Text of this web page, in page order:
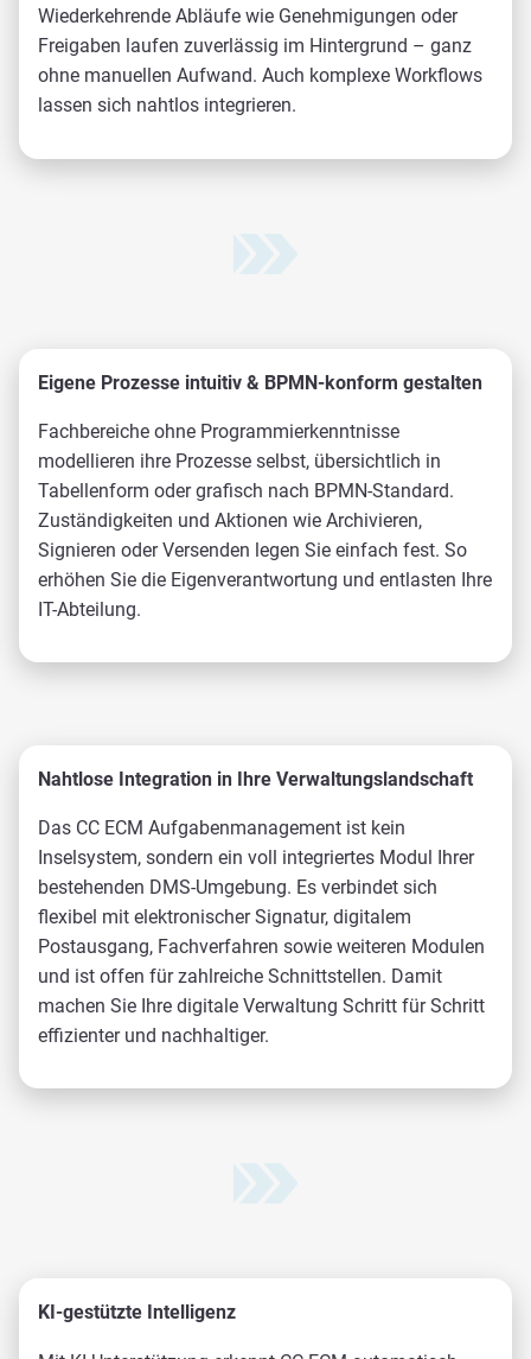
Wiederkehrende Abläufe wie Genehmigungen oder
Freigaben laufen zuverlässig im Hintergrund – ganz
ohne manuellen Aufwand. Auch komplexe Workflows
lassen sich nahtlos integrieren.
Eigene Prozesse intuitiv & BPMN-konform gestalten
Fachbereiche ohne Programmierkenntnisse
modellieren ihre Prozesse selbst, übersichtlich in
Tabellenform oder grafisch nach BPMN-Standard.
Zuständigkeiten und Aktionen wie Archivieren,
Signieren oder Versenden legen Sie einfach fest. So
erhöhen Sie die Eigenverantwortung und entlasten Ihre
IT-Abteilung.
Nahtlose Integration in Ihre Verwaltungslandschaft
Das CC ECM Aufgabenmanagement ist kein
Inselsystem, sondern ein voll integriertes Modul Ihrer
bestehenden DMS-Umgebung. Es verbindet sich
flexibel mit elektronischer Signatur, digitalem
Postausgang, Fachverfahren sowie weiteren Modulen
und ist offen für zahlreiche Schnittstellen. Damit
machen Sie Ihre digitale Verwaltung Schritt für Schritt
effizienter und nachhaltiger.
KI-gestützte Intelligenz